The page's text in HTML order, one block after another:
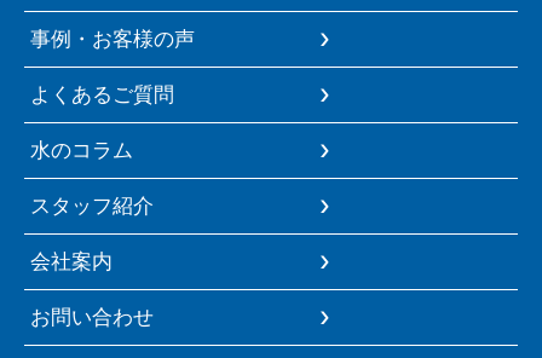
事例・お客様の声
よくあるご質問
水のコラム
スタッフ紹介
会社案内
お問い合わせ